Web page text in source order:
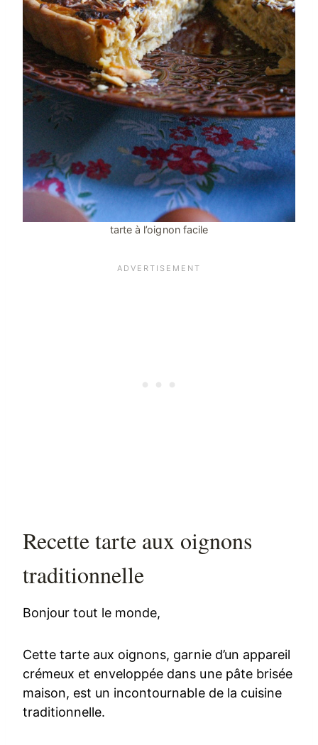
tarte à l’oignon facile
Recette tarte aux oignons
traditionnelle
Bonjour tout le monde,
Cette tarte aux oignons, garnie d’un appareil
crémeux et enveloppée dans une pâte brisée
maison, est un incontournable de la cuisine
traditionnelle.